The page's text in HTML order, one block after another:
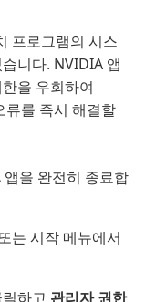
프로그램의 시스
니다. NVIDIA 앱
을 우회하여
를 즉시 해결할
을 완전히 종료합
는 시작 메뉴에서
하고 관리자 권한